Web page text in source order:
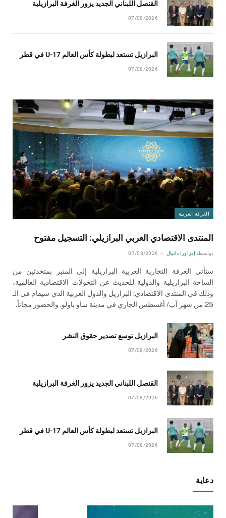
القنصل اللبناني الجديد يزور الغرفة البرازيلية
07/08/2026
البرازيل تستعد لبطولة كأس العالم U-17 في قطر
07/08/2026
الغرفة العربية
المنتدى الاقتصادي العربي البرازيلي: التسجيل مفتوح
بواسطة إيزاورا دانيال 07/08/2026
ستأتي الغرفة التجارية العربية البرازيلية إلى المنبر بمتحدثين من
الساحة البرازيلية والدولية للحديث عن التحولات الاقتصادية العالمية،
وذلك في المنتدى الاقتصادي: البرازيل والدول العربية الذي سيقام في الـ
25 من شهر آب/ أغسطس الجاري في مدينة ساو باولو. والحضور مجاناً.
البرازيل توسع تصدير حقوق النشر
07/08/2026
القنصل اللبناني الجديد يزور الغرفة البرازيلية
07/08/2026
البرازيل تستعد لبطولة كأس العالم U-17 في قطر
07/08/2026
دعاية